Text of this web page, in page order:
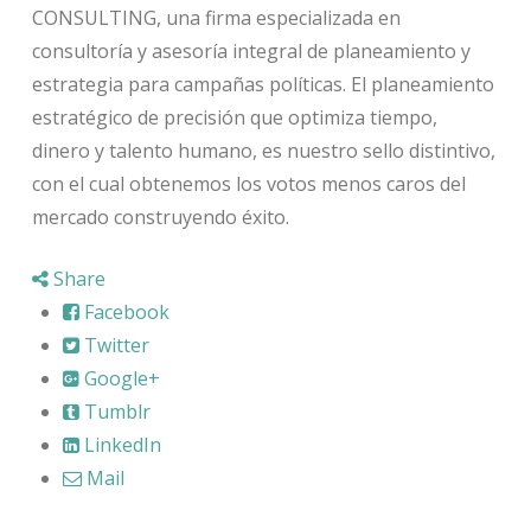
CONSULTING, una firma especializada en
consultoría y asesoría integral de planeamiento y
estrategia para campañas políticas. El planeamiento
estratégico de precisión que optimiza tiempo,
dinero y talento humano, es nuestro sello distintivo,
con el cual obtenemos los votos menos caros del
mercado construyendo éxito.
Share
Facebook
Twitter
Google+
Tumblr
LinkedIn
Mail